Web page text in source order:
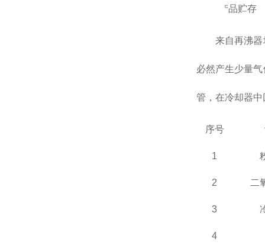
产品贮存
来自再沸
必然产生少量
管，在冷却器
序号
1
2 二
3
4